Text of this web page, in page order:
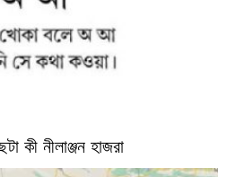
কী নীলাঞ্জন হাজরা